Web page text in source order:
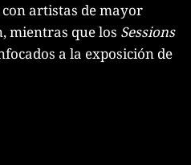
artistas de mayor
mientras que los Sessions
a la exposición de